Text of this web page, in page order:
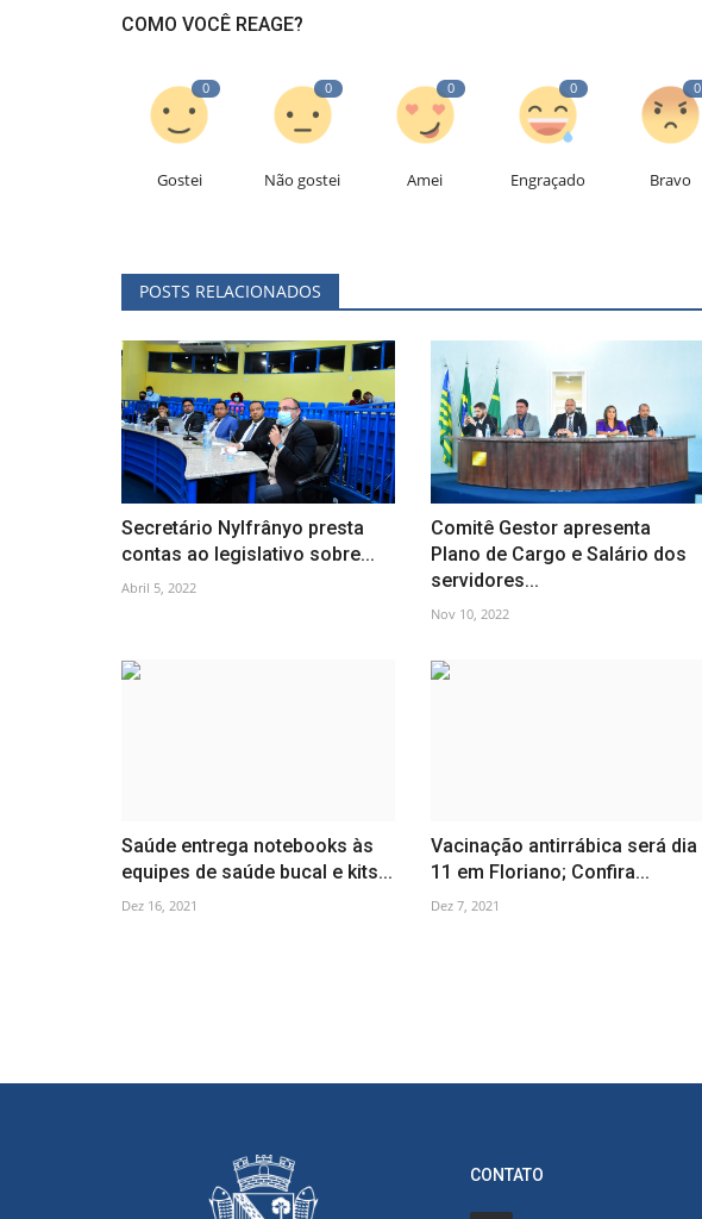
COMO VOCÊ REAGE?
0
Gostei
0
Não gostei
0
Amei
0
Engraçado
0
Bravo
POSTS RELACIONADOS
Secretário Nylfrânyo presta
contas ao legislativo sobre...
Abril 5, 2022
Comitê Gestor apresenta
Plano de Cargo e Salário dos
servidores...
Nov 10, 2022
Saúde entrega notebooks às
equipes de saúde bucal e kits...
Dez 16, 2021
Vacinação antirrábica será dia
11 em Floriano; Confira...
Dez 7, 2021
CONTATO